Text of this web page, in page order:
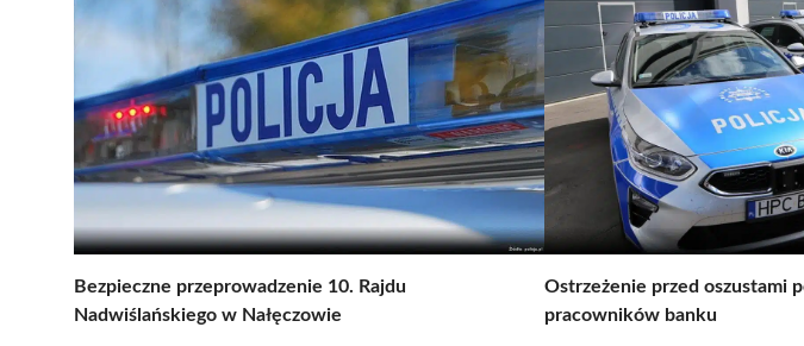
Bezpieczne przeprowadzenie 10. Rajdu
Nadwiślańskiego w Nałęczowie
Ostrzeżenie przed oszustami
pracowników banku